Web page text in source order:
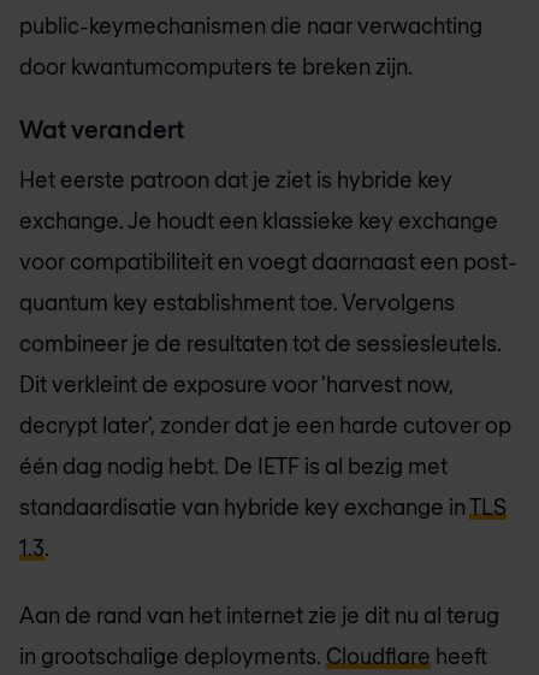
public-keymechanismen die naar verwachting
door kwantumcomputers te breken zijn.
Wat verandert
Het eerste patroon dat je ziet is hybride key
exchange. Je houdt een klassieke key exchange
voor compatibiliteit en voegt daarnaast een post-
quantum key establishment toe. Vervolgens
combineer je de resultaten tot de sessiesleutels.
Dit verkleint de exposure voor 'harvest now,
decrypt later', zonder dat je een harde cutover op
één dag nodig hebt. De IETF is al bezig met
standaardisatie van hybride key exchange inTLS
1.3.
Aan de rand van het internet zie je dit nu al terug
in grootschalige deployments. Cloudflare heeft